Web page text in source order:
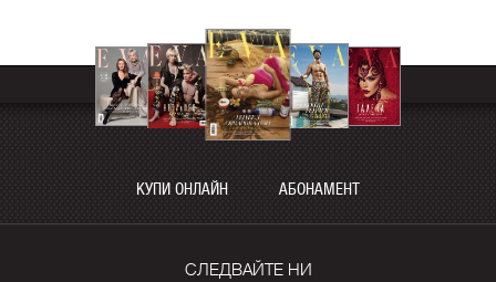
КУПИ ОНЛАЙН АБОНАМЕНТ
СЛЕДВАЙТЕ НИ